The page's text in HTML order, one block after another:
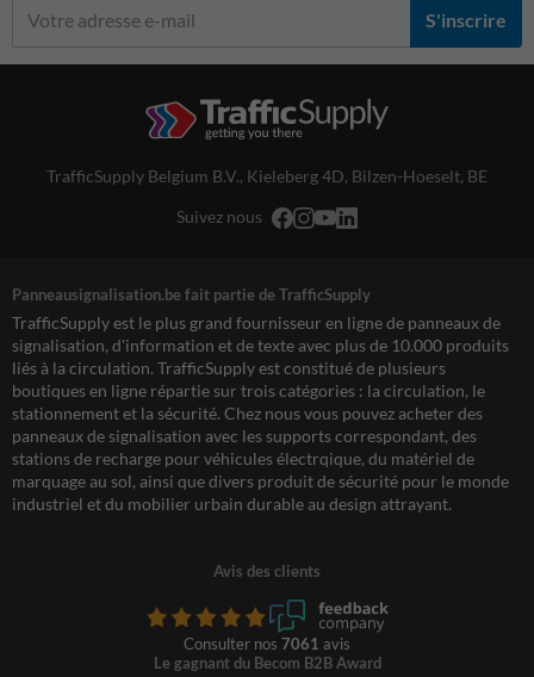
S'inscrire
TrafficSupply Belgium B.V., Kieleberg 4D, Bilzen-Hoeselt, BE
Suivez nous
Panneausignalisation.be fait partie de TrafficSupply
TrafficSupply est le plus grand fournisseur en ligne de panneaux de
signalisation, d'information et de texte avec plus de 10.000 produits
liés à la circulation. TrafficSupply est constitué de plusieurs
boutiques en ligne répartie sur trois catégories : la circulation, le
stationnement et la sécurité. Chez nous vous pouvez acheter des
panneaux de signalisation avec les supports correspondant, des
stations de recharge pour véhicules électrqique, du matériel de
marquage au sol, ainsi que divers produit de sécurité pour le monde
industriel et du mobilier urbain durable au design attrayant.
Avis des clients
Consulter nos 7061 avis
Le gagnant du Becom B2B Award